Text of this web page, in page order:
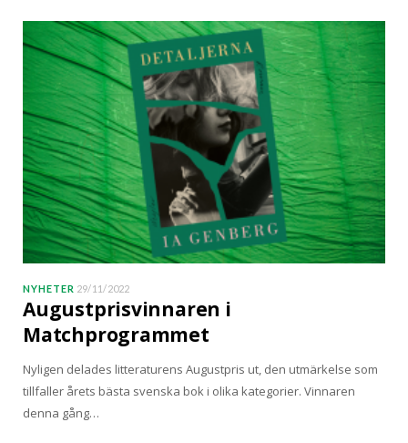
NYHETER 29/11/2022
Augustprisvinnaren i
Matchprogrammet
Nyligen delades litteraturens Augustpris ut, den utmärkelse som
tillfaller årets bästa svenska bok i olika kategorier. Vinnaren
denna gång…